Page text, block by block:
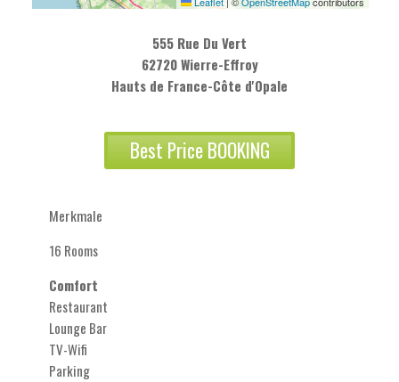
555 Rue Du Vert
62720 Wierre-Effroy
Hauts de France-Côte d'Opale
Best Price BOOKING
Merkmale
16 Rooms
Comfort
Restaurant
Lounge Bar
TV-Wifi
Parking